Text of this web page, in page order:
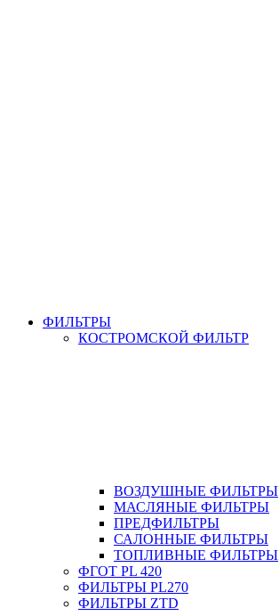
ФИЛЬТРЫ
КОСТРОМСКОЙ ФИЛЬТР
ВОЗДУШНЫЕ ФИЛЬТРЫ
МАСЛЯНЫЕ ФИЛЬТРЫ
ПРЕДФИЛЬТРЫ
САЛОННЫЕ ФИЛЬТРЫ
ТОПЛИВНЫЕ ФИЛЬТРЫ
ФГОТ PL 420
ФИЛЬТРЫ PL270
ФИЛЬТРЫ ZTD